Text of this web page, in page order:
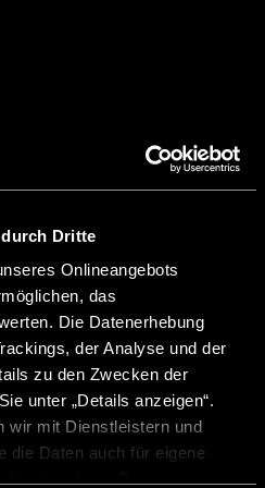
Dritte
Onlineangebots
das
Die Datenerhebung
der Analyse und der
zu den Zwecken der
unter „Details anzeigen“.
wir mit Dienstleistern und
die Daten auch für eigene